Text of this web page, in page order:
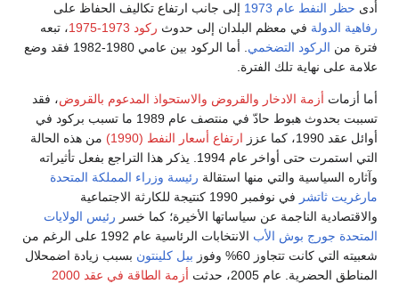
أدى حظر النفط عام 1973
إلى جانب ارتفاع تكاليف الحفاظ على
رفاهية الدولة في معظم البلدان إلى حدوث ركود 1973-1975
، تبعه
فترة من الركود التضخمي
. أما الركود بين عامي 1980-1982 فقد وضع
علامة على نهاية تلك الفترة.
أما أزمات أزمة الادخار والقروض والاستحواذ المدعوم بالقروض، فقد
تسببت بحدوث هبوط حادّ في منتصف عام 1989 ما تسبب بركود في
أوائل عقد 1990، كما عزز
ارتفاع أسعار النفط (1990)
من هذه الحالة
التي استمرت حتى أواخر عام 1994. يذكر هذا التراجع بفعل تأثيراته
وآثاره السياسية والتي منها استقالة رئيسة وزراء المملكة المتحدة
مارغريت ثاتشر
في نوفمبر 1990 كنتيجة للكارثة الاجتماعية
والاقتصادية الناجمة عن سياساتها الأخيرة؛ كما خسر رئيس الولايات
المتحدة جورج بوش الأب
الانتخابات الرئاسية عام 1992 على الرغم من
شعبيته التي كانت تتجاوز 60% وفوز
بيل كلينتون بسبب زيادة اضمحلال
المناطق الحضرية. عام 2005، حدثت
أزمة الطاقة في عقد 2000